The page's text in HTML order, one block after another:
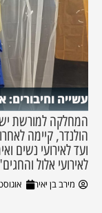
עשייה וחיבורים:
המחלקה למורשת
הולנדר, קיימה
ועד לאירועי נשים
לאירועי אלול
מירב בן יאיר אוגוסט 4,